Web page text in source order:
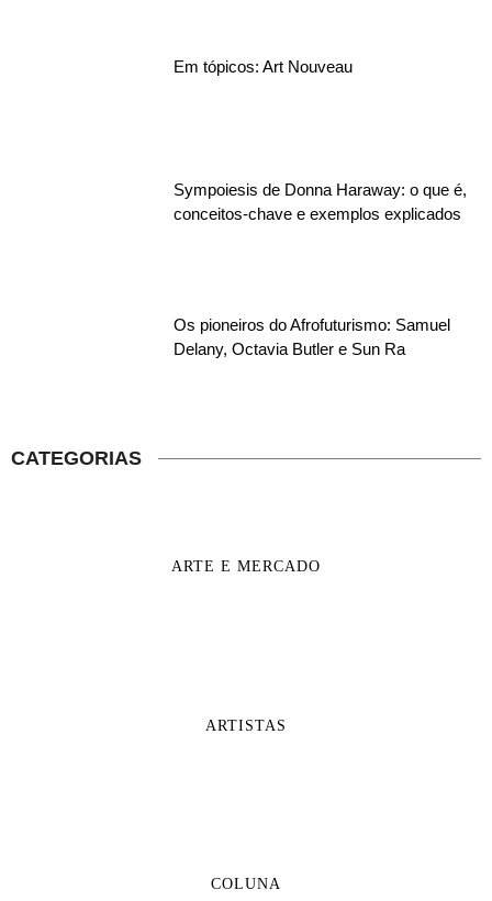
Em tópicos: Art Nouveau
Sympoiesis de Donna Haraway: o que é,
conceitos-chave e exemplos explicados
Os pioneiros do Afrofuturismo: Samuel
Delany, Octavia Butler e Sun Ra
CATEGORIAS
ARTE E MERCADO
ARTISTAS
COLUNA